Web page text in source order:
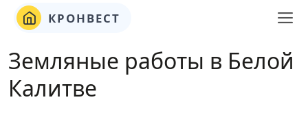
КРОНВЕСТ
Земляные работы в Белой
Калитве